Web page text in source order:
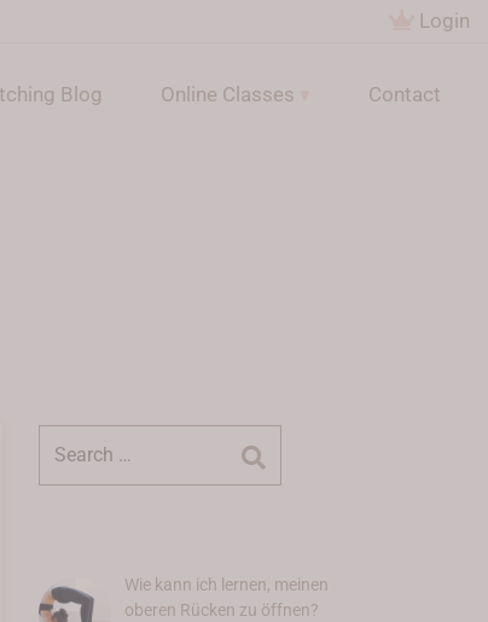
Login
Blog Online Classes Contact
nach:
Wie kann ich lernen, meinen
oberen Rücken zu öffnen?